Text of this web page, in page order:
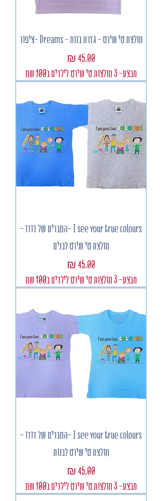
חולצת טי שירט - גזרת בנות - Dreams -ציפור
מחיר
מבצע- 3 חולצות טי שירט לילדים ב100 שח
I see your true colours -החברים של דודו -
חולצת טי שירט לבנים
מחיר
מבצע- 3 חולצות טי שירט לילדים ב100 שח
I see your true colours -החברים של דודו -
חולצת טי שירט לבנות
מחיר
מבצע- 3 חולצות טי שירט לילדים ב100 שח